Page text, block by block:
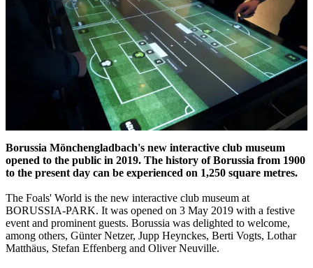
Borussia Mönchengladbach's new interactive club museum
opened to the public in 2019. The history of Borussia from 1900
to the present day can be experienced on 1,250 square metres.
The Foals' World is the new interactive club museum at
BORUSSIA-PARK. It was opened on 3 May 2019 with a festive
event and prominent guests. Borussia was delighted to welcome,
among others, Günter Netzer, Jupp Heynckes, Berti Vogts, Lothar
Matthäus, Stefan Effenberg and Oliver Neuville.